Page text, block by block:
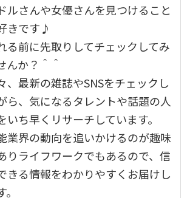
ルさんや女優さんを見つけること
きです♪
る前に先取りしてチェックしてみ
んか？＾＾
、最新の雑誌やSNSをチェックし
ら、気になるタレントや話題の人
いち早くリサーチしています。
業界の動向を追いかけるのが趣味
りライフワークでもあるので、信
きる情報をわかりやすくお届けし